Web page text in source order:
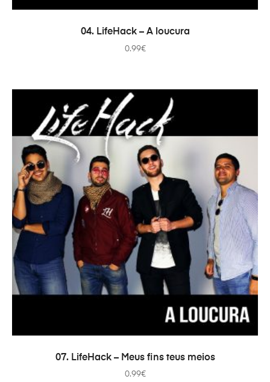
ADICIONAR
04. LifeHack – A loucura
0.99€
ADICIONAR
07. LifeHack – Meus fins teus meios
0.99€